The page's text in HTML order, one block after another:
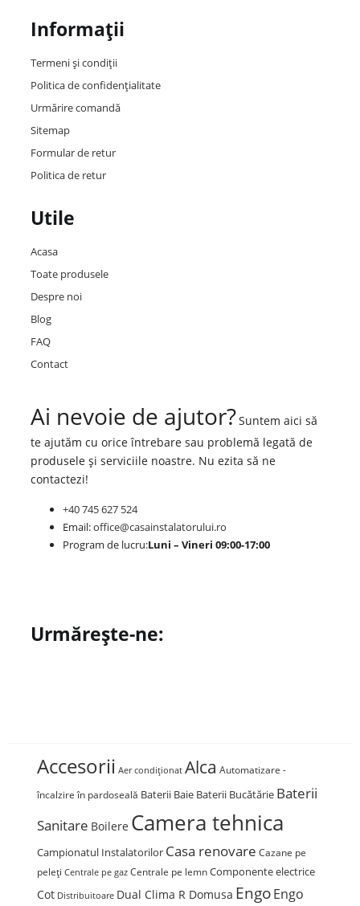
Informații
Termeni și condiții
Politica de confidențialitate
Urmărire comandă
Sitemap
Formular de retur
Politica de retur
Utile
Acasa
Toate produsele
Despre noi
Blog
FAQ
Contact
Ai nevoie de ajutor?Suntem aici să
te ajutăm cu orice întrebare sau problemă legată de
produsele și serviciile noastre. Nu ezita să ne
contactezi!
+40 745 627 524
Email:office@casainstalatorului.ro
Program de lucru:Luni – Vineri 09:00-17:00
Urmărește-ne:
Accesorii Aer condiționat Alca Automatizare -
încalzire în pardoseală Baterii Baie Baterii Bucătărie Baterii
Sanitare Boilere Camera tehnica
Campionatul Instalatorilor Casa renovare Cazane pe
peleți Centrale pe gaz Centrale pe lemn Componente electrice
Cot Distribuitoare Dual Clima R Domusa EngoEngo